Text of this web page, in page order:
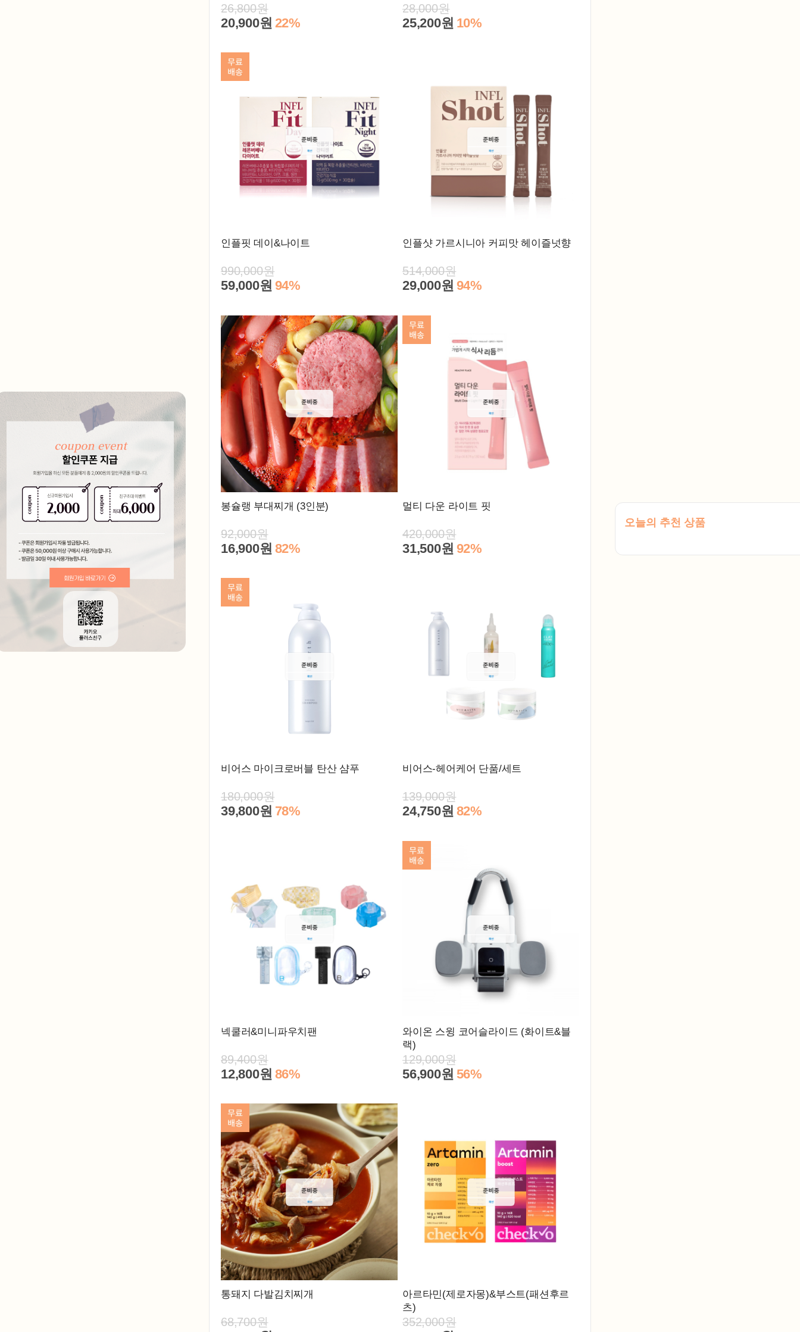
오늘의 추천 상품
26,800원
20,900원 22%
28,000원
25,200원 10%
인플핏 데이&나이트
990,000원
59,000원 94%
인플샷 가르시니아 커피맛 헤이즐넛향
514,000원
29,000원 94%
봉슐랭 부대찌개 (3인분)
92,000원
16,900원 82%
멀티 다운 라이트 핏
420,000원
31,500원 92%
비어스 마이크로버블 탄산 샴푸
180,000원
39,800원 78%
비어스-헤어케어 단품/세트
139,000원
24,750원 82%
넥쿨러&미니파우치팬
89,400원
12,800원 86%
와이온 스윙 코어슬라이드 (화이트&블
랙)
129,000원
56,900원 56%
통돼지 다발김치찌개
68,700원
아르타민(제로자몽)&부스트(패션후르
츠)
352,000원